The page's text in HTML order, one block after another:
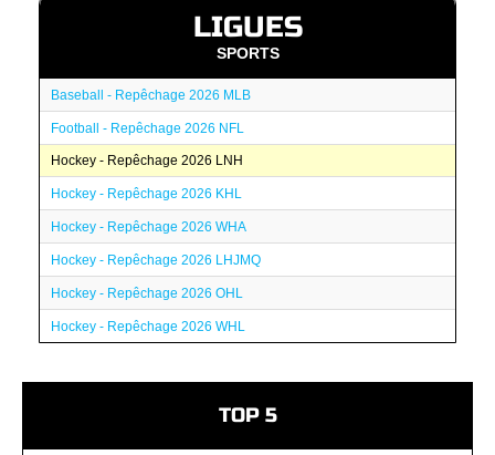
LIGUES
SPORTS
Baseball - Repêchage 2026 MLB
Football - Repêchage 2026 NFL
Hockey - Repêchage 2026 LNH
Hockey - Repêchage 2026 KHL
Hockey - Repêchage 2026 WHA
Hockey - Repêchage 2026 LHJMQ
Hockey - Repêchage 2026 OHL
Hockey - Repêchage 2026 WHL
TOP 5